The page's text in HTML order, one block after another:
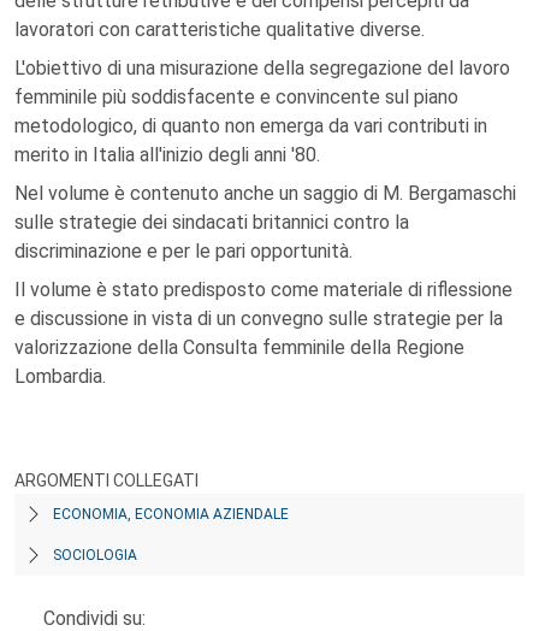
lavoratori con caratteristiche qualitative diverse.
L'obiettivo di una misurazione della segregazione del lavoro
femminile più soddisfacente e convincente sul piano
metodologico, di quanto non emerga da vari contributi in
merito in Italia all'inizio degli anni '80.
Nel volume è contenuto anche un saggio di M. Bergamaschi
sulle strategie dei sindacati britannici contro la
discriminazione e per le pari opportunità.
Il volume è stato predisposto come materiale di riflessione
e discussione in vista di un convegno sulle strategie per la
valorizzazione della Consulta femminile della Regione
Lombardia.
ARGOMENTI COLLEGATI
ECONOMIA, ECONOMIA AZIENDALE
SOCIOLOGIA
Condividi su: